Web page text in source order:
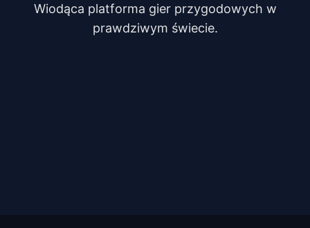
Wiodąca platforma gier przygodowych w
prawdziwym świecie.